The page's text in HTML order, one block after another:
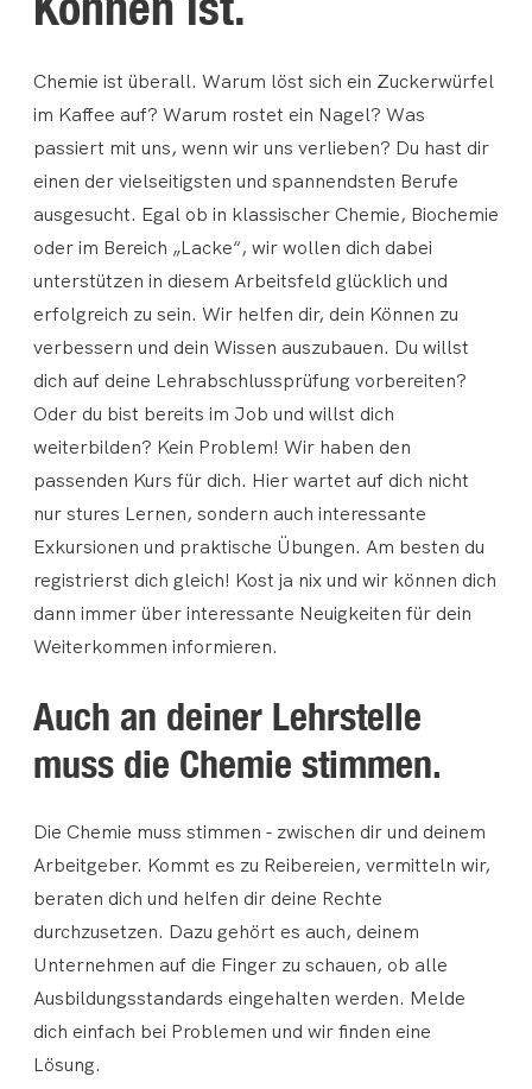
Chemie ist überall. Warum löst sich ein Zuckerwürfel
im Kaffee auf? Warum rostet ein Nagel? Was
passiert mit uns, wenn wir uns verlieben? Du hast dir
einen der vielseitigsten und spannendsten Berufe
ausgesucht. Egal ob in klassischer Chemie, Biochemie
oder im Bereich „Lacke“, wir wollen dich dabei
unterstützen in diesem Arbeitsfeld glücklich und
erfolgreich zu sein. Wir helfen dir, dein Können zu
verbessern und dein Wissen auszubauen. Du willst
dich auf deine Lehrabschlussprüfung vorbereiten?
Oder du bist bereits im Job und willst dich
weiterbilden? Kein Problem! Wir haben den
passenden Kurs für dich. Hier wartet auf dich nicht
nur stures Lernen, sondern auch interessante
Exkursionen und praktische Übungen. Am besten du
registrierst dich gleich! Kost ja nix und wir können dich
dann immer über interessante Neuigkeiten für dein
Weiterkommen informieren.
Auch an deiner Lehrstelle
muss die Chemie stimmen.
Die Chemie muss stimmen - zwischen dir und deinem
Arbeitgeber. Kommt es zu Reibereien, vermitteln wir,
beraten dich und helfen dir deine Rechte
durchzusetzen. Dazu gehört es auch, deinem
Unternehmen auf die Finger zu schauen, ob alle
Ausbildungsstandards eingehalten werden. Melde
dich einfach bei Problemen und wir finden eine
Lösung.